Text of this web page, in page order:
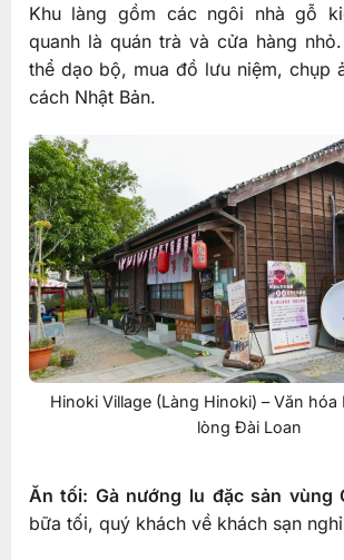
Khu làng gồm các ngôi nhà gỗ
quanh là quán trà và cửa hàng
thể dạo bộ, mua đồ lưu niệm, chụp
cách Nhật Bản.
Hinoki Village (Làng Hinoki) – Văn hóa
lòng Đài Loan
Ăn tối: Gà nướng lu đặc sản vùng
bữa tối, quý khách về khách sạn